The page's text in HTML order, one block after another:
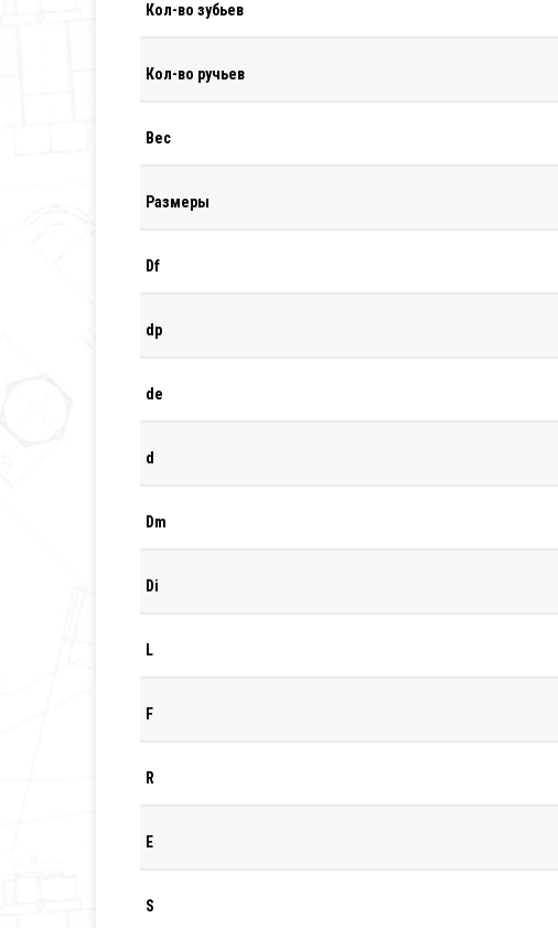
Кол-во зубьев
Кол-во ручьев
Вес
Размеры
Df
dp
de
d
Dm
Di
L
F
R
E
S